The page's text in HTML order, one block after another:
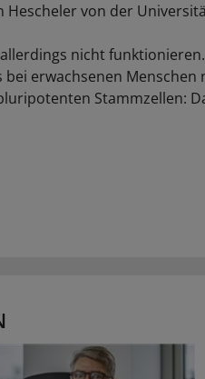
Hescheler von der
nicht
erwachsenen Menschen
Stammzellen: